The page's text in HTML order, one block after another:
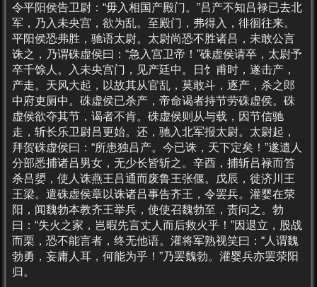
令平阳侯告卫尉：“毋入相国产殿门。”吕产不知吕禄已去北
军，乃入未央宫，欲为乱。至殿门，弗得入，徘徊往来。
平阳侯恐弗胜，驰语太尉。太尉尚恐不胜诸吕，未敢公言
诛之，乃谓硃虚侯曰：“急入宫卫帝！”硃虚侯请卒，太尉予
卒千馀人。入未央宫门，见产廷中。日饣甫时，遂击产，
产走。天风大起，以故其从官乱，莫敢斗，逐产，杀之郎
中府吏厕中。硃虚侯已杀产，帝命谒者持节劳硃虚侯。硃
虚侯欲夺其节，谒者不肯。硃虚侯则从与载，因节信驰
走，斩长乐卫尉吕更始。还，驰入北军报太尉。太尉起，
拜贺硃虚侯曰：“所患独吕产。今已诛，天下定矣！”遂遣人
分部悉捕诸吕男女，无少长皆斩之。辛酉，捕斩吕禄而笞
杀吕嬃，使人诛燕王吕通而废鲁王张偃。戊辰，徙济川王
王梁。遣硃虚侯章以诛诸吕事告齐王，令罢兵。灌婴在荥
阳，闻魏勃本教齐王举兵，使使召魏勃至，责问之。勃
曰：“失火之家，岂暇先言丈人而后救火乎！”因退立，股战
而栗，恐不能言者，终无他语。灌将军熟视笑曰：“人谓魏
勃勇，妄庸人耳，何能为乎！”乃罢魏勃。灌婴兵亦罢荥阳
归。